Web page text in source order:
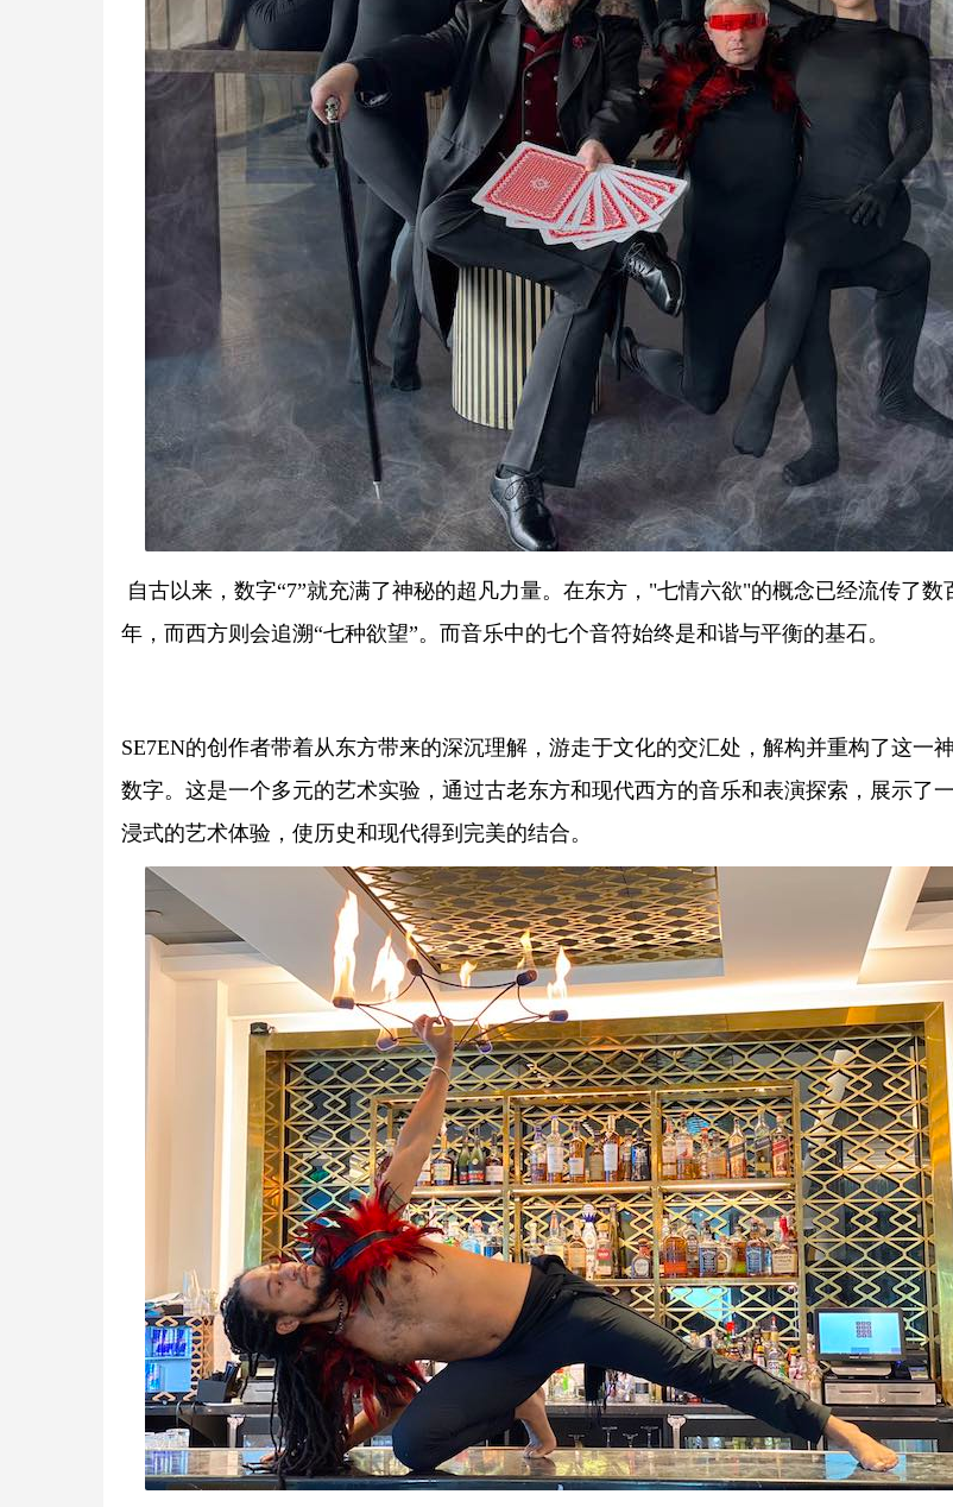
自古以来，数字“7”就充满了神秘的超凡力量。在东方，"七情六欲"的概念已经流传了数
年，而西方则会追溯“七种欲望”。而音乐中的七个音符始终是和谐与平衡的基石。
SE7EN的创作者带着从东方带来的深沉理解，游走于文化的交汇处，解构并重构了这一
数字。这是一个多元的艺术实验，通过古老东方和现代西方的音乐和表演探索，展示了
浸式的艺术体验，使历史和现代得到完美的结合。